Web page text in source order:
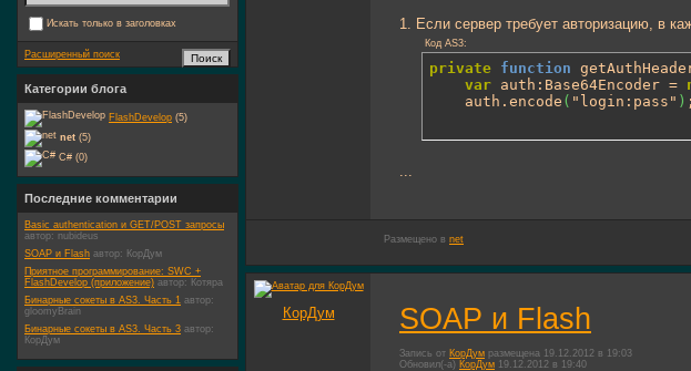
1. Если сервер требует авторизацию, в
Код AS3:
private function
var auth:Base64Encoder =
	auth.encode
( "login:pass" ) ;
...
Размещено в net
КорДум SOAP и Flash
Запись от КорДум размещена 19.12.2012 в 19:03
Обновил(-а) КорДум 19.12.2012 в 19:40
Искать только в заголовках
Расширенный поиск
Категории блога
FlashDevelop (5)
net (5)
C# (0)
Последние комментарии
Basic authentication и GET/POST запросы
автор: nubideus
SOAP и Flash автор: КорДум
Приятное программирование: SWC +
FlashDevelop (приложение) автор: Котяра
Бинарные сокеты в AS3. Часть 1 автор:
gloomyBrain
Бинарные сокеты в AS3. Часть 3 автор:
КорДум